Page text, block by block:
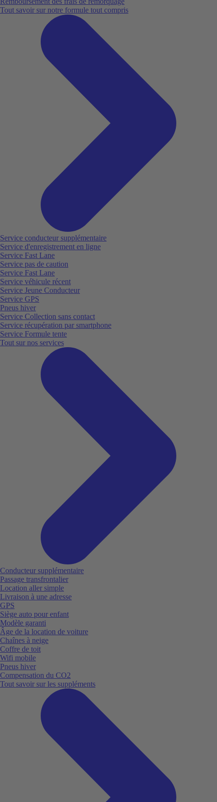
Tout savoir sur notre formule tout compris
Service conducteur supplémentaire
Service d'enregistrement en ligne
Service Fast Lane
Service pas de caution
Service Fast Lane
Service véhicule récent
Service Jeune Conducteur
Service GPS
Pneus hiver
Service Collection sans contact
Service récupération par smartphone
Service Formule tente
Tout sur nos services
Conducteur supplémentaire
Passage transfrontalier
Location aller simple
Livraison à une adresse
GPS
Siège auto pour enfant
Modèle garanti
Âge de la location de voiture
Chaînes à neige
Coffre de toit
Wifi mobile
Pneus hiver
Compensation du CO2
Tout savoir sur les suppléments